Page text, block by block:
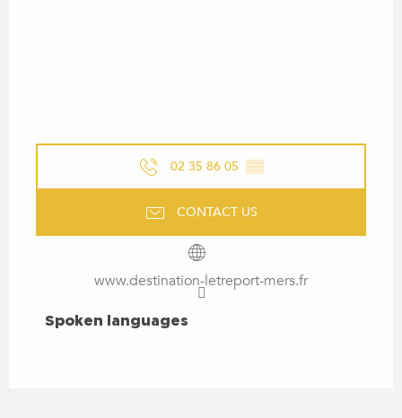
02 35 86 05 ▒▒
CONTACT US
www.destination-letreport-mers.fr
SPOKEN LANGUAGES
Spoken languages